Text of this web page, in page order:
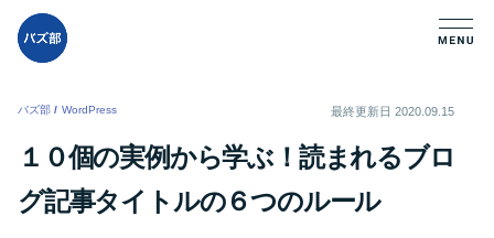
バズ部 / WordPress 最終更新日 2020.09.15
１０個の実例から学ぶ！読まれるブロ
グ記事タイトルの６つのルール